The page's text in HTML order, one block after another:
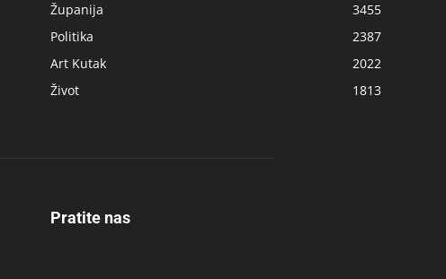
Županija
3455
Politika
2387
Art Kutak
2022
Život
1813
Pratite nas